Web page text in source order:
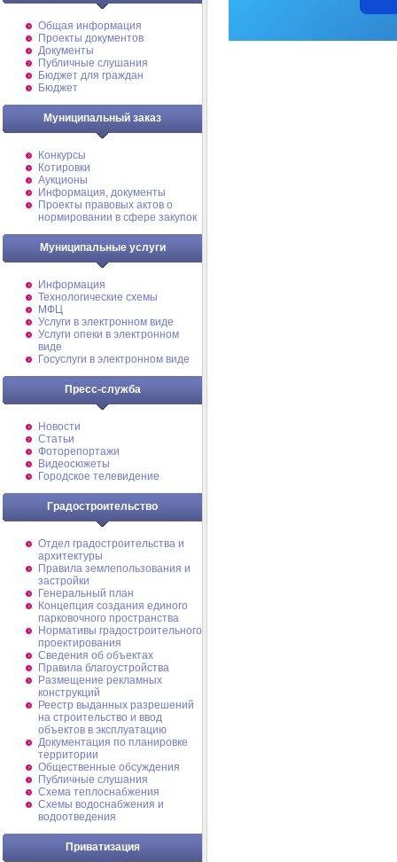
Общая информация
Проекты документов
Документы
Публичные слушания
Бюджет для граждан
Бюджет
Муниципальный заказ
Конкурсы
Котировки
Аукционы
Информация, документы
Проекты правовых актов о
нормировании в сфере закупок
Муниципальные услуги
Информация
Технологические схемы
МФЦ
Услуги в электронном виде
Услуги опеки в электронном
виде
Госуслуги в электронном виде
Пресс-служба
Новости
Статьи
Фоторепортажи
Видеосюжеты
Городское телевидение
Градостроительство
Отдел градостроительства и
архитектуры
Правила землепользования и
застройки
Генеральный план
Концепция создания единого
парковочного пространства
Нормативы градостроительного
проектирования
Сведения об объектах
Правила благоустройства
Размещение рекламных
конструкций
Реестр выданных разрешений
на строительство и ввод
объектов в эксплуатацию
Документация по планировке
территории
Общественные обсуждения
Публичные слушания
Схема теплоснабжения
Схемы водоснабжения и
водоотведения
Приватизация